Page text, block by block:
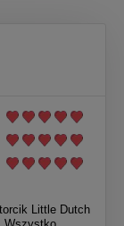
Little Dutch